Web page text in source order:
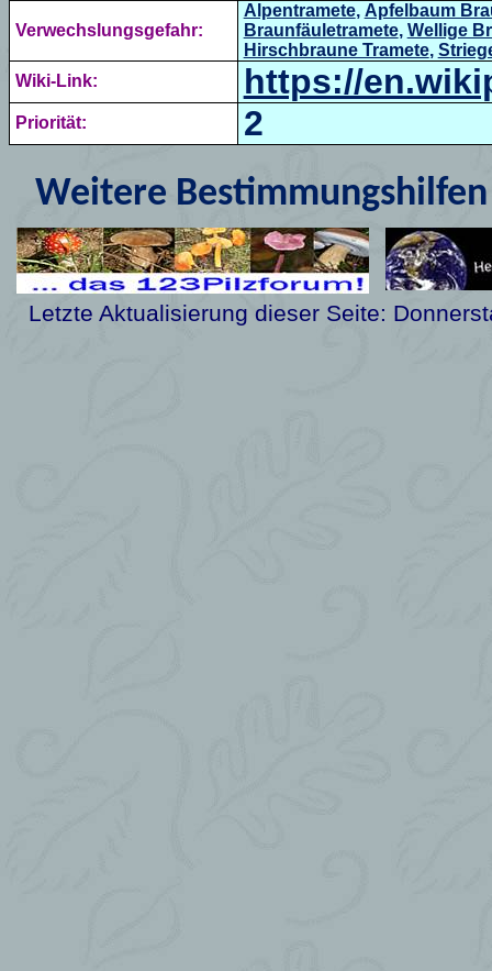
Verwechslungsgefahr:
Alpentramete, Apfelbaum
Braunfäuletramete, Wellige
Hirschbraune Tramete,
Wiki-Link:
https://
Priorität:
2
Weitere
Letzte Aktualisierung dieser Seite: